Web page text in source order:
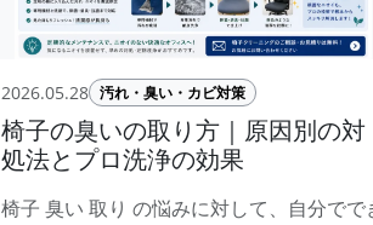
2026.05.28 汚れ・臭い・カビ対策
椅子の臭いの取り方｜原因別の対
処法とプロ洗浄の効果
椅子 臭い 取り の悩みに対して、自分でで